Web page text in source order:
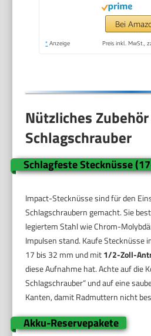
Doppel-
Schlagwerk
Bei
* Anzeige Preis inkl. MwSt.,
Nützliches
Schlagschrauber
Schlagfeste Stecknüsse
Impact-Stecknüsse sind für den
Schlagschraubern gemacht. Sie
legiertem Stahl wie Chrom-
Impulsen stand. Kaufe Stecknüsse
17 bis 32 mm und mit1/2-Zoll-
diese Aufnahme hat. Achte auf die
Schlagschrauber“ und auf eine
Kanten, damit Radmuttern nicht
Akku-Reservepakete